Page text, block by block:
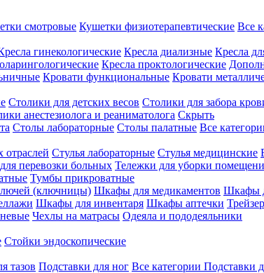
смотровые Кушетки физиотерапевтические Все
гинекологические Кресла диализные Кресла
Кресла проктологические
Кровати функциональные Кровати
Столики для детских весов Столики для забора
анестезиолога и реаниматолога Скрыть
Столы лабораторные Столы палатные Все
отраслей Стулья лабораторные Стулья медицинские
перевозки больных Тележки для уборки
Тумбы прикроватные
(ключницы) Шкафы для медикаментов Шкафы
Шкафы для инвентаря Шкафы аптечки
Чехлы на матрасы Одеяла и пододеяльники
Стойки эндоскопические
тазов Подставки для ног Все категории Подставки